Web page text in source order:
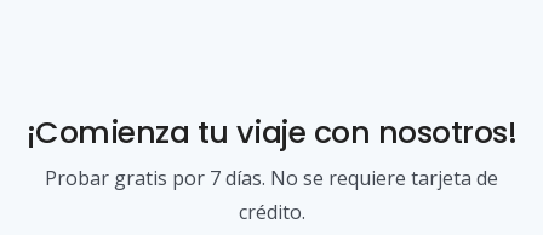
¡Comienza tu viaje con nosotros!
Probar gratis por 7 días. No se requiere tarjeta de
crédito.